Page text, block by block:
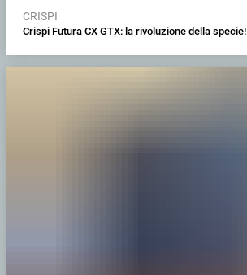
CRISPI
Crispi Futura CX GTX: la rivoluzione della specie!